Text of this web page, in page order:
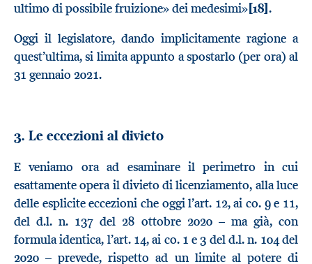
ultimo di possibile fruizione» dei medesimi»[18].
Oggi il legislatore, dando implicitamente ragione a
quest’ultima, si limita appunto a spostarlo (per ora) al
31 gennaio 2021.
3. Le eccezioni al divieto
E veniamo ora ad esaminare il perimetro in cui
esattamente opera il divieto di licenziamento, alla luce
delle esplicite eccezioni che oggi l’art. 12, ai co. 9 e 11,
del d.l. n. 137 del 28 ottobre 2020 – ma già, con
formula identica, l’art. 14, ai co. 1 e 3 del d.l. n. 104 del
2020 – prevede, rispetto ad un limite al potere di